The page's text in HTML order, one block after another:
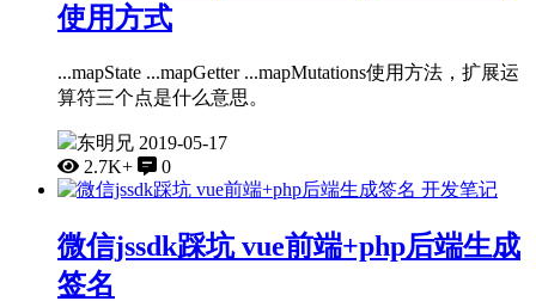
使用方式
...mapState ...mapGetter ...mapMutations使用方法，扩展运
算符三个点是什么意思。
东明兄 2019-05-17
2.7K+
0
开发笔记
微信jssdk踩坑 vue前端+php后端生成
签名